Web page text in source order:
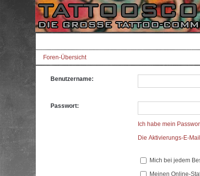
Foren-Übersicht
Benutzername:
Passwort:
Ich habe mein
Die Aktivierungs-E-
Mich bei jedem
Meinen Online-